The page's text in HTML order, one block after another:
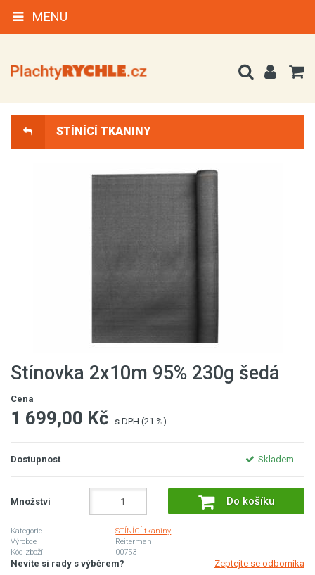
MENU
STÍNÍCÍ TKANINY
Stínovka 2x10m 95% 230g šedá
Cena
1 699,00 Kč s DPH (21 %)
Dostupnost Skladem
Množství Do košíku
Kategorie
STÍNÍCÍ tkaniny
Výrobce
Reiterman
Kód zboží
00753
Nevíte si rady s výběrem? Zeptejte se odborníka